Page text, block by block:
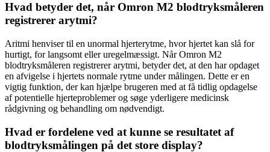
Hvad betyder det, når Omron M2 blodtryksmåleren
registrerer arytmi?
Aritmi henviser til en unormal hjerterytme, hvor hjertet kan slå for
hurtigt, for langsomt eller uregelmæssigt. Når Omron M2
blodtryksmåleren registrerer arytmi, betyder det, at den har opdaget
en afvigelse i hjertets normale rytme under målingen. Dette er en
vigtig funktion, der kan hjælpe brugeren med at få tidlig opdagelse
af potentielle hjerteproblemer og søge yderligere medicinsk
rådgivning og behandling om nødvendigt.
Hvad er fordelene ved at kunne se resultatet af
blodtryksmålingen på det store display?